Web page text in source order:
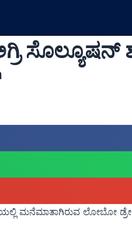
ಸೊಲ್ಯೂಷನ್
ಮನೆಮಾತಾಗಿರುವ ಲೋಬೋ